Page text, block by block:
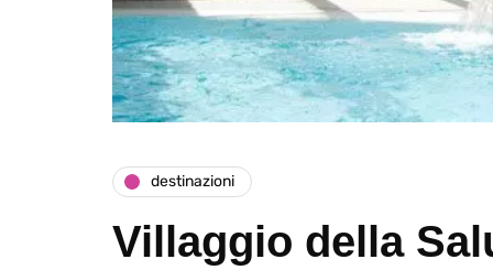
destinazioni
Villaggio della